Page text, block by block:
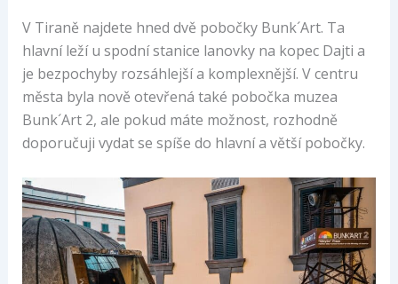
V Tiraně najdete hned dvě pobočky Bunk´Art. Ta
hlavní leží u spodní stanice lanovky na kopec Dajti a
je bezpochyby rozsáhlejší a komplexnější. V centru
města byla nově otevřená také pobočka muzea
Bunk´Art 2, ale pokud máte možnost, rozhodně
doporučuji vydat se spíše do hlavní a větší pobočky.